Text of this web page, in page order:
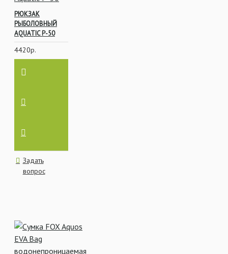
РЮКЗАК
РЫБОЛОВНЫЙ
AQUATIC Р-50
4420р.
Задать
вопрос